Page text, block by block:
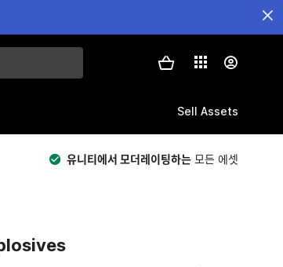
Sell Assets
유니티에서 모더레이팅하는 모든 에셋